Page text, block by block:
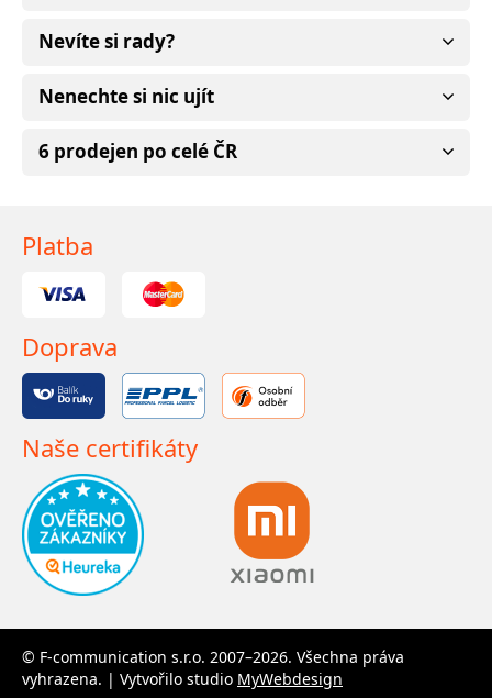
Nevíte si rady?
Nenechte si nic ujít
6 prodejen po celé ČR
Platba
Doprava
Naše certifikáty
© F-communication s.r.o. 2007–2026. Všechna práva
vyhrazena. | Vytvořilo studio MyWebdesign